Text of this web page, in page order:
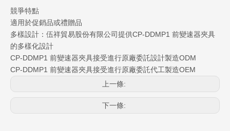
競爭特點
適用於促銷品或禮贈品
多樣設計：伍祥貿易股份有限公司提供CP-DDMP1 前變速器夾具
的多樣化設計
CP-DDMP1 前變速器夾具接受進行原廠委託設計製造ODM
CP-DDMP1 前變速器夾具接受進行原廠委託代工製造OEM
上一條:
下一條: